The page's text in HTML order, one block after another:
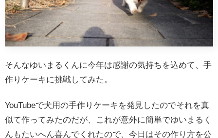
そんなゆいまるくんに今年は感謝の気持ちを込めて、手
作りケーキに挑戦してみた。
YouTubeで犬用の手作りケーキを発見したのでそれを真
似て作ってみたのだが、これが意外に簡単でゆいまるく
んもたいへん喜んでくれたので、今日はその作り方を公